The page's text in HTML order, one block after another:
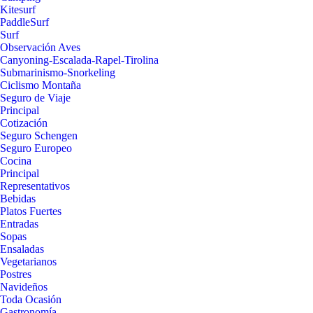
Kitesurf
PaddleSurf
Surf
Observación Aves
Canyoning-Escalada-Rapel-Tirolina
Submarinismo-Snorkeling
Ciclismo Montaña
Seguro de Viaje
Principal
Cotización
Seguro Schengen
Seguro Europeo
Cocina
Principal
Representativos
Bebidas
Platos Fuertes
Entradas
Sopas
Ensaladas
Vegetarianos
Postres
Navideños
Toda Ocasión